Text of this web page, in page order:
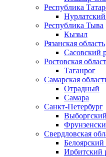
Республика
Республика Тыва
Кызыл
Рязанская область
Сасовский
Ростовская
Таганрог
Самарская
Отрадный
Самара
Санкт-Петербург
Свердловская
Белоярский
Ирбитский